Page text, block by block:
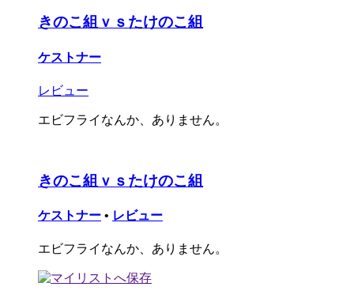
きのこ組ｖｓたけのこ組
ケストナー
レビュー
エビフライなんか、ありません。
きのこ組ｖｓたけのこ組
ケストナー • レビュー
エビフライなんか、ありません。